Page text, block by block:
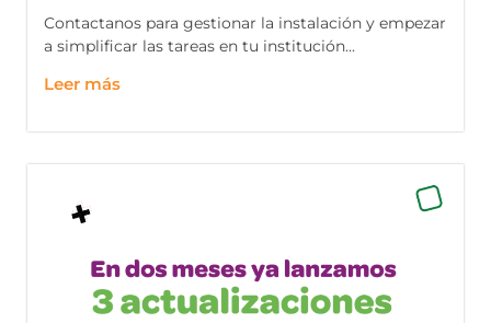
Contactanos para gestionar la instalación y empezar
a simplificar las tareas en tu institución...
Leer más